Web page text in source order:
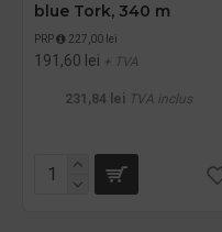
blue Tork, 340 m
PRP 227,00 lei
191,60 lei + TVA
231,84 lei TVA inclus